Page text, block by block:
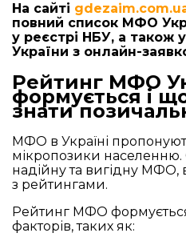
На сайті
повний список МФО
у реєстрі НБУ, а також
України з онлайн-
Рейтинг МФО
формується і
знати
МФО в Україні
мікропозики
надійну та вигідну
з рейтингами.
Рейтинг МФО формується
факторів, таких як: